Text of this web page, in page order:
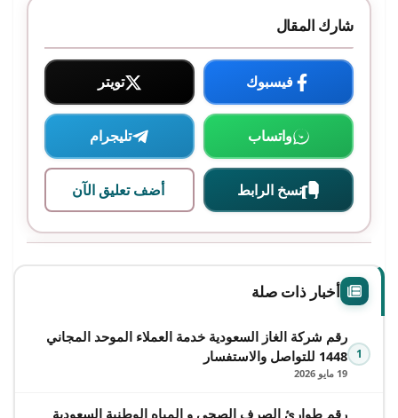
شارك المقال
فيسبوك تويتر
واتساب تليجرام
نسخ الرابط أضف تعليق الآن
أخبار ذات صلة
1
رقم شركة الغاز السعودية خدمة العملاء الموحد المجاني
1448 للتواصل والاستفسار
19 مايو 2026
رقم طوارئ الصرف الصحي و المياه الوطنية السعودية